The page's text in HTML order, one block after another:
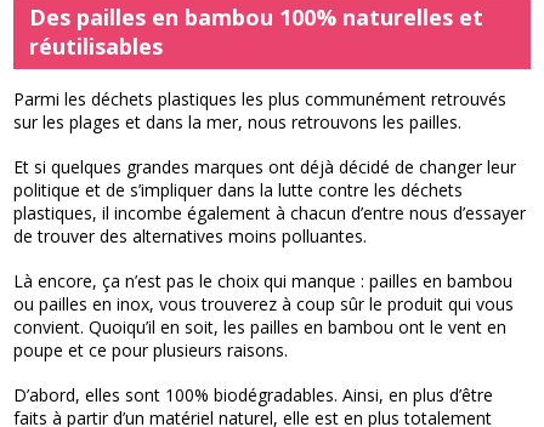
Des pailles en bambou 100% naturelles et
réutilisables
Parmi les déchets plastiques les plus communément retrouvés
sur les plages et dans la mer, nous retrouvons les pailles.
Et si quelques grandes marques ont déjà décidé de changer leur
politique et de s’impliquer dans la lutte contre les déchets
plastiques, il incombe également à chacun d’entre nous d’essayer
de trouver des alternatives moins polluantes.
Là encore, ça n’est pas le choix qui manque : pailles en bambou
ou pailles en inox, vous trouverez à coup sûr le produit qui vous
convient. Quoiqu’il en soit, les pailles en bambou ont le vent en
poupe et ce pour plusieurs raisons.
D’abord, elles sont 100% biodégradables. Ainsi, en plus d’être
faits à partir d’un matériel naturel, elle est en plus totalement